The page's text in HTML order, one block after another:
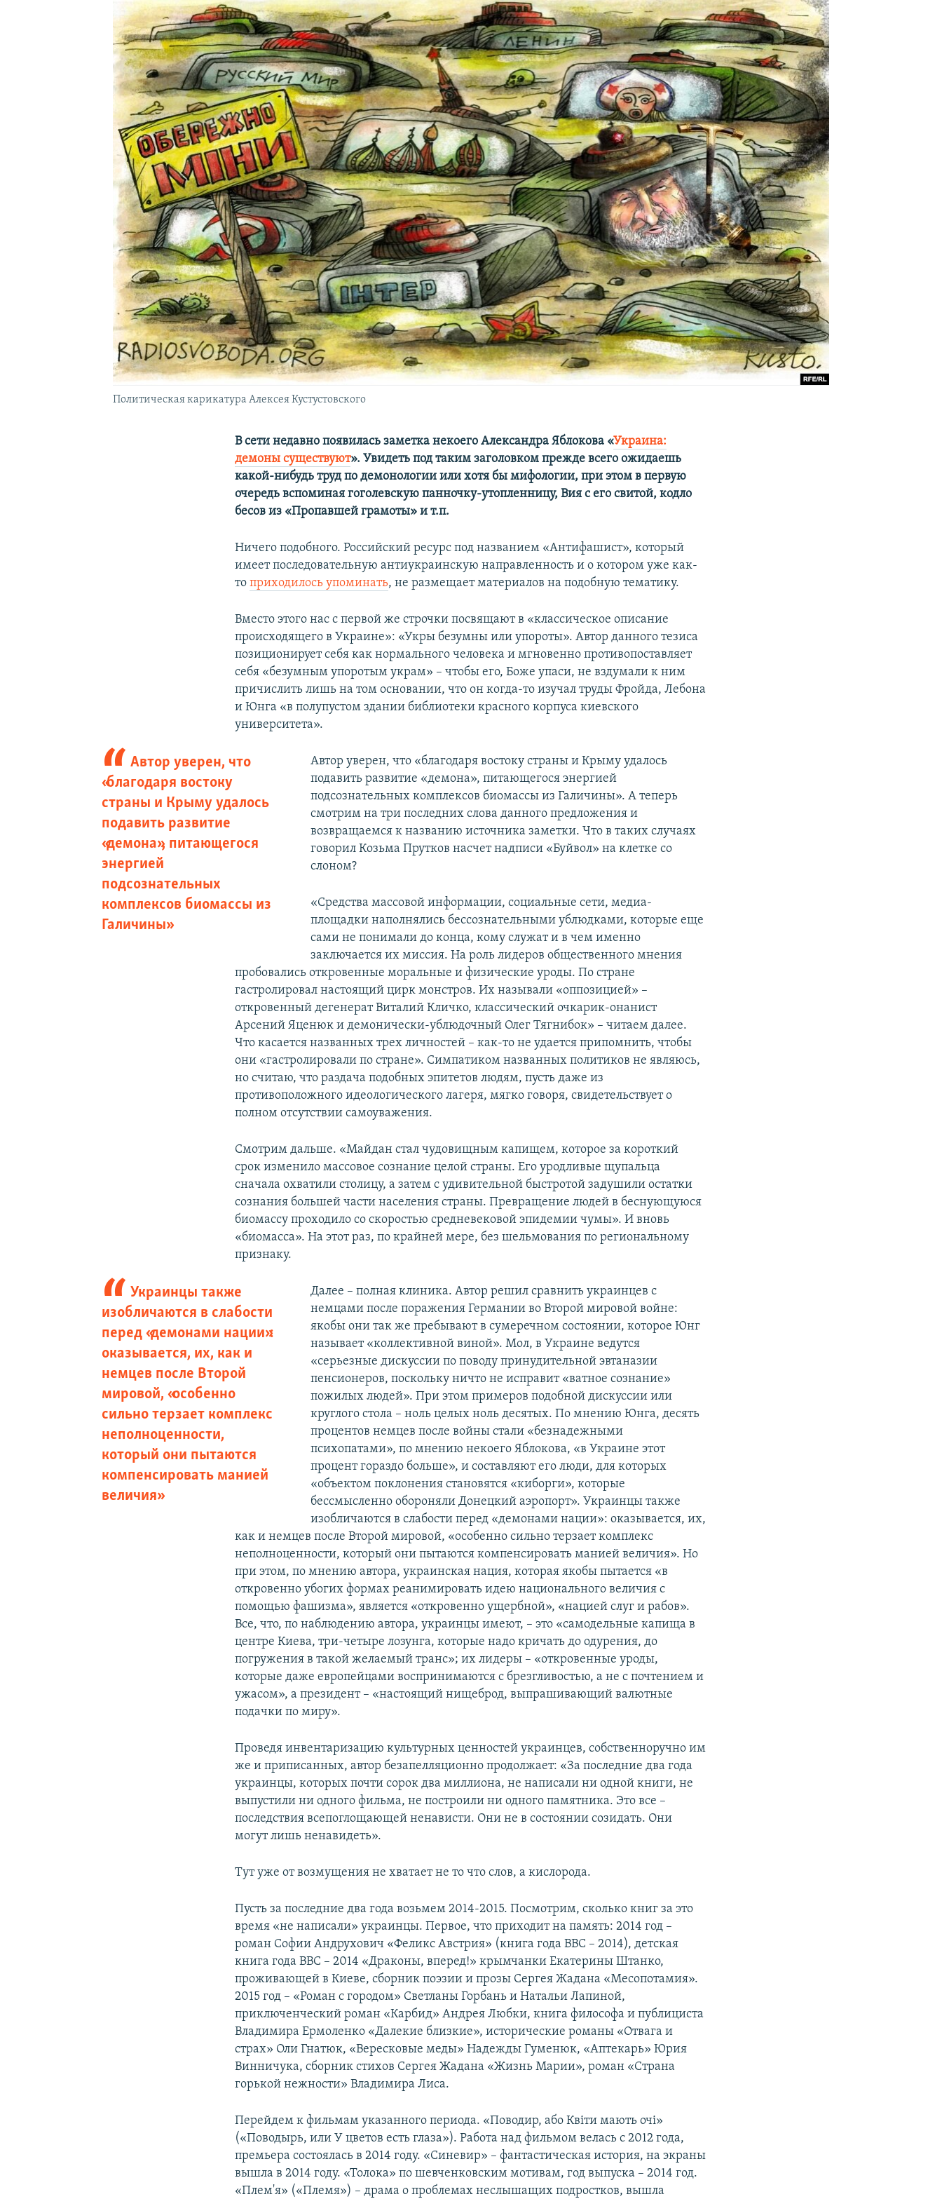
УКРАИНСКАЯ ПРОБЛЕМА КРЫМА
Политическая карикатура Алексея Кустустовского
В сети недавно появилась заметка некоего Александра Яблокова «Украина:
демоны существуют». Увидеть под таким заголовком прежде всего ожидаешь
какой-нибудь труд по демонологии или хотя бы мифологии, при этом в первую
очередь вспоминая гоголевскую панночку-утопленницу, Вия с его свитой, кодло
бесов из «Пропавшей грамоты» и т.п.
Ничего подобного. Российский ресурс под названием «Антифашист», который
имеет последовательную антиукраинскую направленность и о котором уже как-
топриходилось упоминать, не размещает материалов на подобную тематику.
Вместо этого нас с первой же строчки посвящают в «классическое описание
происходящего в Украине»: «Укры безумны или упороты». Автор данного тезиса
позиционирует себя как нормального человека и мгновенно противопоставляет
себя «безумным упоротым украм» – чтобы его, Боже упаси, не вздумали к ним
причислить лишь на том основании, что он когда-то изучал труды Фройда, Лебона
и Юнга «в полупустом здании библиотеки красного корпуса киевского
университета».
Автор уверен, что
«благодаря востоку
страны и Крыму удалось
подавить развитие
«демона», питающегося
энергией
подсознательных
комплексов биомассы из
Галичины»
Автор уверен, что «благодаря востоку страны и Крыму удалось
подавить развитие «демона», питающегося энергией
подсознательных комплексов биомассы из Галичины». А теперь
смотрим на три последних слова данного предложения и
возвращаемся к названию источника заметки. Что в таких случаях
говорил Козьма Прутков насчет надписи «Буйвол» на клетке со
слоном?
«Средства массовой информации, социальные сети, медиа-
площадки наполнялись бессознательными ублюдками, которые еще
сами не понимали до конца, кому служат и в чем именно
заключается их миссия. На роль лидеров общественного мнения
пробовались откровенные моральные и физические уроды. По стране
гастролировал настоящий цирк монстров. Их называли «оппозицией» –
откровенный дегенерат Виталий Кличко, классический очкарик-онанист
Арсений Яценюк и демонически-ублюдочный Олег Тягнибок» – читаем далее.
Что касается названных трех личностей – как-то не удается припомнить, чтобы
они «гастролировали по стране». Симпатиком названных политиков не являюсь,
но считаю, что раздача подобных эпитетов людям, пусть даже из
противоположного идеологического лагеря, мягко говоря, свидетельствует о
полном отсутствии самоуважения.
Смотрим дальше. «Майдан стал чудовищным капищем, которое за короткий
срок изменило массовое сознание целой страны. Его уродливые щупальца
сначала охватили столицу, а затем с удивительной быстротой задушили остатки
сознания большей части населения страны. Превращение людей в беснующуюся
биомассу проходило со скоростью средневековой эпидемии чумы». И вновь
«биомасса». На этот раз, по крайней мере, без шельмования по региональному
признаку.
Украинцы также
изобличаются в слабости
перед «демонами нации»:
оказывается, их, как и
немцев после Второй
мировой, «особенно
сильно терзает комплекс
неполноценности,
который они пытаются
компенсировать манией
величия»
Далее – полная клиника. Автор решил сравнить украинцев с
немцами после поражения Германии во Второй мировой войне:
якобы они так же пребывают в сумеречном состоянии, которое Юнг
называет «коллективной виной». Мол, в Украине ведутся
«серьезные дискуссии по поводу принудительной эвтаназии
пенсионеров, поскольку ничто не исправит «ватное сознание»
пожилых людей». При этом примеров подобной дискуссии или
круглого стола – ноль целых ноль десятых. По мнению Юнга, десять
процентов немцев после войны стали «безнадежными
психопатами», по мнению некоего Яблокова, «в Украине этот
процент гораздо больше», и составляют его люди, для которых
«объектом поклонения становятся «киборги», которые
бессмысленно обороняли Донецкий аэропорт». Украинцы также
изобличаются в слабости перед «демонами нации»: оказывается, их,
как и немцев после Второй мировой, «особенно сильно терзает комплекс
неполноценности, который они пытаются компенсировать манией величия». Но
при этом, по мнению автора, украинская нация, которая якобы пытается «в
откровенно убогих формах реанимировать идею национального величия с
помощью фашизма», является «откровенно ущербной», «нацией слуг и рабов».
Все, что, по наблюдению автора, украинцы имеют, – это «самодельные капища в
центре Киева, три-четыре лозунга, которые надо кричать до одурения, до
погружения в такой желаемый транс»; их лидеры – «откровенные уроды,
которые даже европейцами воспринимаются с брезгливостью, а не с почтением и
ужасом», а президент – «настоящий нищеброд, выпрашивающий валютные
подачки по миру».
Проведя инвентаризацию культурных ценностей украинцев, собственноручно им
же и приписанных, автор безапелляционно продолжает: «За последние два года
украинцы, которых почти сорок два миллиона, не написали ни одной книги, не
выпустили ни одного фильма, не построили ни одного памятника. Это все –
последствия всепоглощающей ненависти. Они не в состоянии созидать. Они
могут лишь ненавидеть».
Тут уже от возмущения не хватает не то что слов, а кислорода.
Пусть за последние два года возьмем 2014-2015. Посмотрим, сколько книг за это
время «не написали» украинцы. Первое, что приходит на память: 2014 год –
роман Софии Андрухович «Феликс Австрия» (книга года ВВС – 2014), детская
книга года ВВС – 2014 «Драконы, вперед!» крымчанки Екатерины Штанко,
проживающей в Киеве, сборник поэзии и прозы Сергея Жадана «Месопотамия».
2015 год – «Роман с городом» Светланы Горбань и Натальи Лапиной,
приключенческий роман «Карбид» Андрея Любки, книга философа и публициста
Владимира Ермоленко «Далекие близкие», исторические романы «Отвага и
страх» Оли Гнатюк, «Вересковые меды» Надежды Гуменюк, «Аптекарь» Юрия
Винничука, сборник стихов Сергея Жадана «Жизнь Марии», роман «Страна
горькой нежности» Владимира Лиса.
Перейдем к фильмам указанного периода. «Поводир, або Квіти мають очі»
(«Поводырь, или У цветов есть глаза»). Работа над фильмом велась с 2012 года,
премьера состоялась в 2014 году. «Синевир» – фантастическая история, на экраны
вышла в 2014 году. «Толока» по шевченковским мотивам, год выпуска – 2014 год.
«Плем'я» («Племя») – драма о проблемах неслышащих подростков, вышла